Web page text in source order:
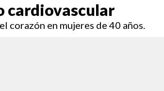
cardiovascular
corazón en mujeres de 40 años.